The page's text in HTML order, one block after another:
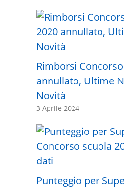
Rimborsi
annullato, Ultime
Novità
3 Aprile 2024
Punteggio per